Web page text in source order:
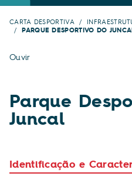
CARTA DESPORTIVA
PARQUE DESPORTIVO DO
Ouvir
Parque
Juncal
Identificação e